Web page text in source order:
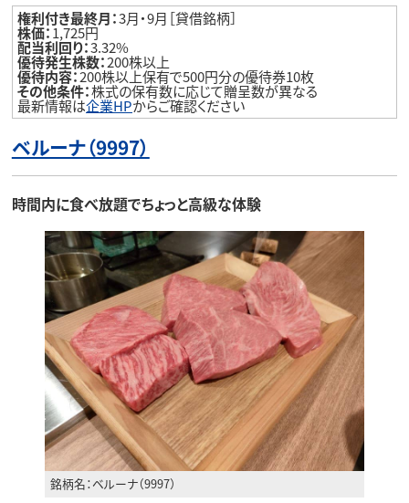
権利付き最終月：3月・9月［貸借銘柄］
株価：1,725円
配当利回り：3.32%
優待発生株数：200株以上
優待内容：200株以上保有で500円分の優待券10枚
その他条件：株式の保有数に応じて贈呈数が異なる
最新情報は企業HPからご確認ください
ベルーナ（9997）
時間内に食べ放題でちょっと高級な体験
銘柄名：ベルーナ（9997）